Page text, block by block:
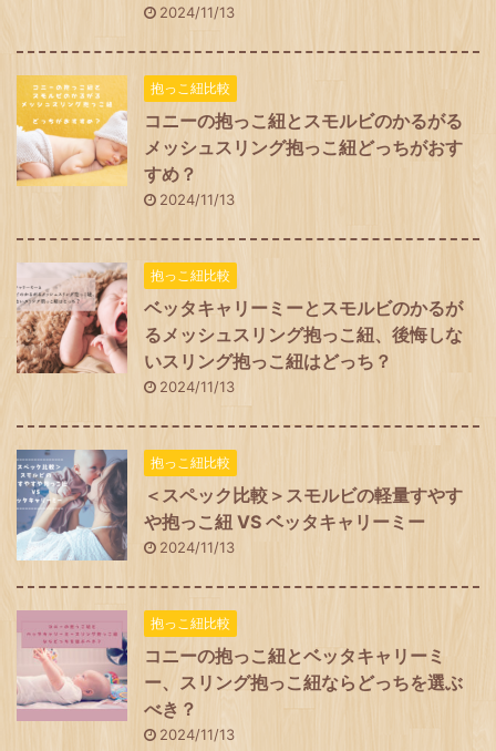
2024/11/13
抱っこ紐比較
コニーの抱っこ紐とスモルビのかるがる
メッシュスリング抱っこ紐どっちがおす
すめ？
2024/11/13
抱っこ紐比較
ベッタキャリーミーとスモルビのかるが
るメッシュスリング抱っこ紐、後悔しな
いスリング抱っこ紐はどっち？
2024/11/13
抱っこ紐比較
＜スペック比較＞スモルビの軽量すやす
や抱っこ紐 VS ベッタキャリーミー
2024/11/13
抱っこ紐比較
コニーの抱っこ紐とベッタキャリーミ
ー、スリング抱っこ紐ならどっちを選ぶ
べき？
2024/11/13